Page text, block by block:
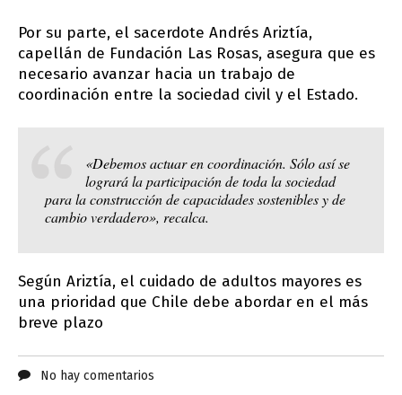
Por su parte, el sacerdote Andrés Ariztía,
capellán de Fundación Las Rosas, asegura que es
necesario avanzar hacia un trabajo de
coordinación entre la sociedad civil y el Estado.
«Debemos actuar en coordinación. Sólo así se
logrará la participación de toda la sociedad
para la construcción de capacidades sostenibles y de
cambio verdadero», recalca.
Según Ariztía, el cuidado de adultos mayores es
una prioridad que Chile debe abordar en el más
breve plazo
No hay comentarios